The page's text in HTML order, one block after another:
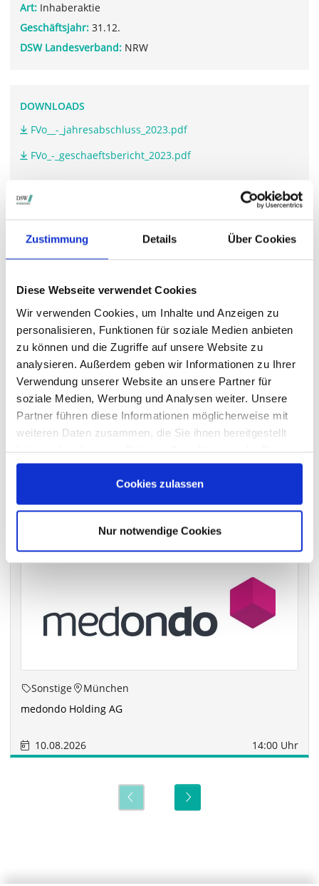
Zustimmung Details Über Cookies
Diese Webseite verwendet Cookies
Wir verwenden Cookies, um Inhalte und Anzeigen zu
personalisieren, Funktionen für soziale Medien anbieten
zu können und die Zugriffe auf unsere Website zu
analysieren. Außerdem geben wir Informationen zu Ihrer
Verwendung unserer Website an unsere Partner für
soziale Medien, Werbung und Analysen weiter. Unsere
Partner führen diese Informationen möglicherweise mit
weiteren Daten zusammen, die Sie ihnen bereitgestellt
gesammelt haben.
Cookies zulassen
Nur notwendige Cookies
Art: Inhaberaktie
Geschäftsjahr: 31.12.
DSW Landesverband: NRW
DOWNLOADS
FVo__-_jahresabschluss_2023.pdf
FVo_-_geschaeftsbericht_2023.pdf
www.friedrich-vorwerk-group.de/.../
STIMMRECHTSVERTRETUNG DURCH DIE DSW
Die DSW vertritt Ihre Stimmrechteauf sämtlichen
wichtigen Hauptversammlungen in Deutschland.
VERGANGENE HAUPTVERSAMMLUNGSTERMINE
archiv.hauptversammlung.de
Die nächsten Termine
Sonstige
München
medondo Holding AG
10.08.2026 14:00 Uhr